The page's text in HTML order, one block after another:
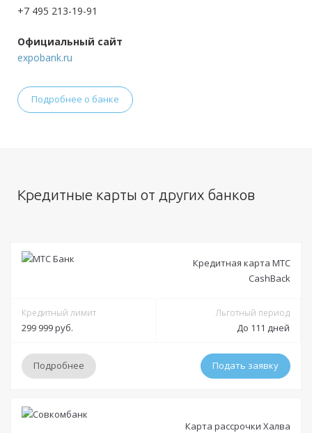
+7 495 213-19-91
Официальный сайт
expobank.ru
Подробнее о банке
Кредитные карты от других банков
Кредитная карта МТС
CashBack
Кредитный лимит
299 999 руб.
Льготный период
До 111 дней
Подробнее Подать заявку
Условия
Карта рассрочки Халва